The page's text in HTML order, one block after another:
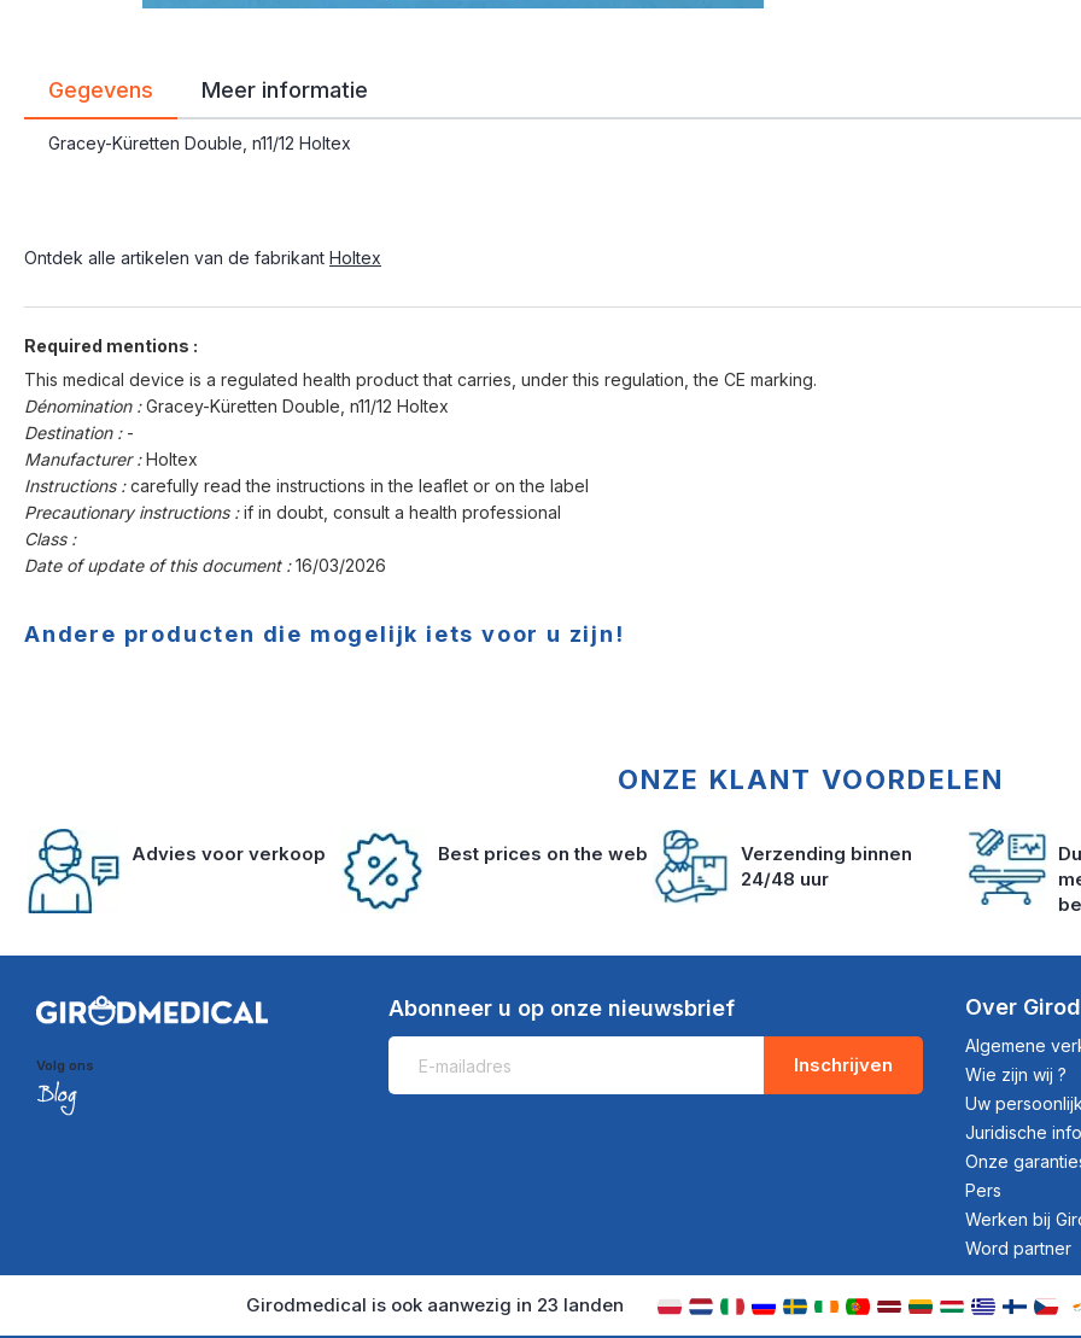
Gegevens
Gracey-Küretten Double, n11/12 Holtex
Meer informatie
Ontdek alle artikelen van de fabrikant Holtex
Required mentions :
This medical device is a regulated health product that carries, under this regulation, the CE marking.
Dénomination :Gracey-Küretten Double, n11/12 Holtex
Destination : -
Manufacturer :Holtex
Instructions :carefully read the instructions in the leaflet or on the label
Precautionary instructions :if in doubt, consult a health professional
Class :
Date of update of this document :16/03/2026
Andere producten die mogelijk iets voor u zijn!
ONZE KLANT VOORDELEN
Advies voor verkoop Best prices on the web
Verzending binnen
24/48 uur
Volg ons
Abonneer u op onze nieuwsbrief
Inschrijven
Over
Algemene
Wie zijn wij ?
Uw
Juridische
Onze
Pers
Werken bij
Word partner
Girodmedical is ook aanwezig in 23 landen